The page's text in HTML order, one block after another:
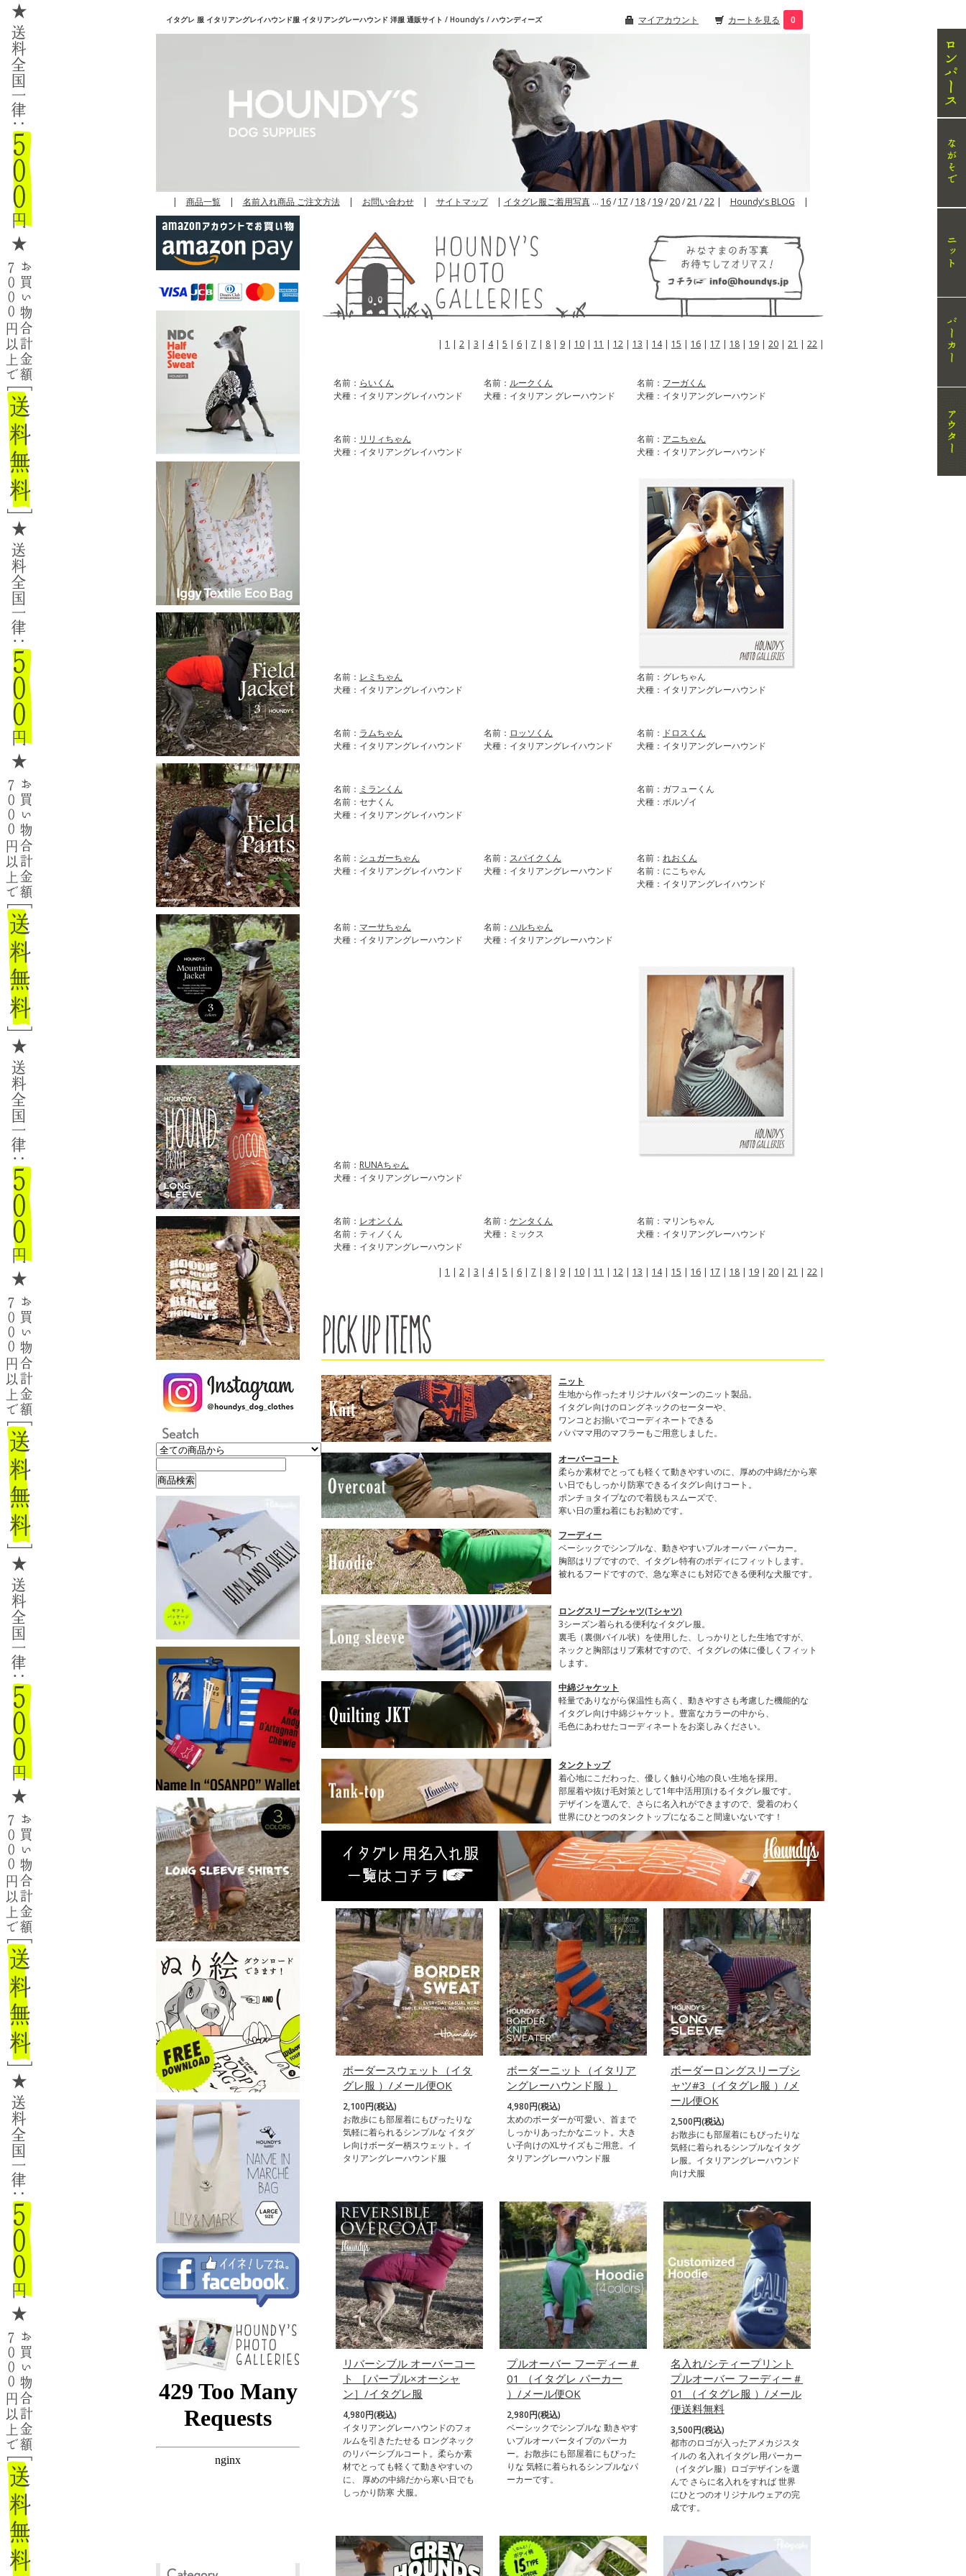
イタグレ 服 イタリアングレイハウンド服 イタリアングレーハウンド 洋服 通販サイト / Houndy's / ハウンディーズ マイアカウント カートを見る 0
| 商品一覧| 名前入れ商品 ご注文方法| お問い合わせ| サイトマップ| イタグレ服ご着用写真… 16/ 17 / 18/ 19/20/21 /22| Houndy's BLOG |
| 1 | 2 | 3 | 4| 5 | 6 | 7 | 8 | 9 | 10 | 11 | 12 | 13 | 14| 15 | 16 | 17 | 18 | 19 | 20 | 21 | 22 |
名前： らいくん
犬種：イタリアングレイハウンド
名前： ルークくん
犬種：イタリアン グレーハウンド
名前： フーガくん
犬種：イタリアングレーハウンド
名前： リリィちゃん
犬種：イタリアングレイハウンド
名前： アニちゃん
犬種：イタリアングレーハウンド
名前： レミちゃん
犬種：イタリアングレイハウンド
名前：グレちゃん
犬種：イタリアングレーハウンド
名前： ラムちゃん
犬種：イタリアングレイハウンド
名前： ロッソくん
犬種：イタリアングレイハウンド
名前： ドロスくん
犬種：イタリアングレーハウンド
名前： ミランくん
名前：セナくん
犬種：イタリアングレイハウンド
名前：ガフューくん
犬種：ボルゾイ
名前： シュガーちゃん
犬種：イタリアングレイハウンド
名前： スパイクくん
犬種：イタリアングレーハウンド
名前： れおくん
名前：にこちゃん
犬種：イタリアングレイハウンド
名前： マーサちゃん
犬種：イタリアングレーハウンド
名前： ハルちゃん
犬種：イタリアングレーハウンド
名前： RUNAちゃん
犬種：イタリアングレーハウンド
名前： レオンくん
名前：ティノくん
犬種：イタリアングレーハウンド
名前： ケンタくん
犬種：ミックス
名前：マリンちゃん
犬種：イタリアングレーハウンド
| 1 | 2 | 3 | 4| 5 | 6 | 7 | 8 | 9 | 10 | 11 | 12 | 13 | 14| 15 | 16 | 17 | 18 | 19 | 20 | 21 | 22 |
ニット
生地から作ったオリジナルパターンのニット製品。
イタグレ向けのロングネックのセーターや、
ワンコとお揃いでコーディネートできる
パパママ用のマフラーもご用意しました。
オーバーコート
柔らか素材でとっても軽くて動きやすいのに、厚めの中綿だから寒
い日でもしっかり防寒できるイタグレ向けコート。
ポンチョタイプなので着脱もスムーズで、
寒い日の重ね着にもお勧めです。
フーディー
ベーシックでシンプルな、動きやすいプルオーバー パーカー。
胸部はリブですので、イタグレ特有のボディにフィットします。
被れるフードですので、急な寒さにも対応できる便利な犬服です。
ロングスリーブシャツ(Tシャツ)
3シーズン着られる便利なイタグレ服。
裏毛（裏側パイル状）を使用した、しっかりとした生地ですが、
ネックと胸部はリブ素材ですので、イタグレの体に優しくフィット
します。
中綿ジャケット
軽量でありながら保温性も高く、動きやすさも考慮した機能的な
イタグレ向け中綿ジャケット。豊富なカラーの中から、
毛色にあわせたコーディネートをお楽しみください。
タンクトップ
着心地にこだわった、優しく触り心地の良い生地を採用。
部屋着や抜け毛対策として1年中活用頂けるイタグレ服です。
デザインを選んで、さらに名入れができますので、愛着のわく
世界にひとつのタンクトップになること間違いないです！
ボーダースウェット（イタ
グレ服 ）/メール便OK
2,100円(税込)
お散歩にも部屋着にもぴったりな
気軽に着られるシンプルな イタグ
レ向けボーダー柄スウェット。イ
タリアングレーハウンド服
ボーダーニット（イタリア
ングレーハウンド服 ）
4,980円(税込)
太めのボーダーが可愛い、首まで
しっかりあったかなニット。大き
い子向けのXLサイズもご用意。イ
タリアングレーハウンド服
ボーダーロングスリーブシ
ャツ#3（イタグレ服 ）/メ
ール便OK
2,500円(税込)
お散歩にも部屋着にもぴったりな
気軽に着られるシンプルなイタグ
レ服。イタリアングレーハウンド
向け犬服
リバーシブル オーバーコー
ト ［パープル×オーシャ
ン］/イタグレ服
4,980円(税込)
イタリアングレーハウンドのフォ
ルムを引きたたせる ロングネック
のリバーシブルコート。柔らか素
材でとっても軽くて動きやすいの
に、 厚めの中綿だから寒い日でも
しっかり防寒 犬服。
プルオーバー フーディー＃
01 （イタグレ パーカー
）/メール便OK
2,980円(税込)
ベーシックでシンプルな 動きやす
いプルオーバータイプのパーカ
ー。お散歩にも部屋着にもぴった
りな 気軽に着られるシンプルなパ
ーカーです。
名入れ/シティープリント
プルオーバー フーディー＃
01 （イタグレ服 ）/メール
便送料無料
3,500円(税込)
都市のロゴが入ったアメカジスタ
イルの 名入れイタグレ用パーカー
（イタグレ服）ロゴデザインを選
んで さらに名入れをすれば 世界
にひとつのオリジナルウェアの完
成です。